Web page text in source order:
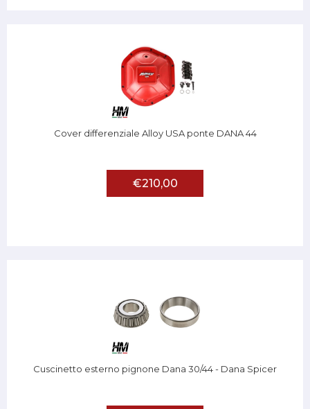
Cover differenziale Alloy USA ponte DANA 44
€210,00
Cuscinetto esterno pignone Dana 30/44 - Dana Spicer